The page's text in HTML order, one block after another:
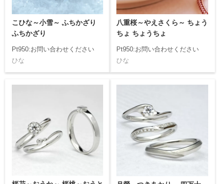
こひな～小雪～ ふちかざり
ふちかざり
Pt950:お問い合わせください
ひな
八重桜～やえさくら～ ちょう
ちょ ちょうちょ
Pt950:お問い合わせください
ひな